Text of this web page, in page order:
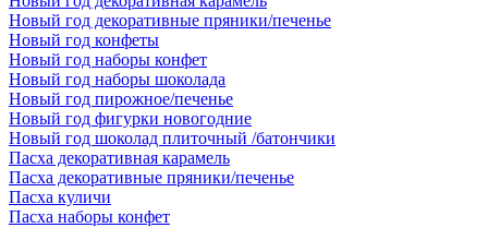
Новый год декоративные пряники/печенье
Новый год конфеты
Новый год наборы конфет
Новый год наборы шоколада
Новый год пирожное/печенье
Новый год фигурки новогодние
Новый год шоколад плиточный /батончики
Пасха декоративная карамель
Пасха декоративные пряники/печенье
Пасха куличи
Пасха наборы конфет